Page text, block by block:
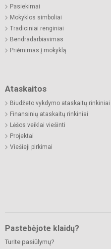
Pasiekimai
Mokyklos simboliai
Tradiciniai renginiai
Bendradarbiavimas
Priėmimas į mokyklą
Ataskaitos
Biudžeto vykdymo ataskaitų rinkiniai
Finansinių ataskaitų rinkiniai
Lėšos veiklai viešinti
Projektai
Viešieji pirkimai
Pastebėjote klaidų?
Turite pasiūlymų?